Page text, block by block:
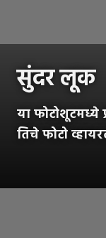
सुंदर लूक
या
तिचे फोटो